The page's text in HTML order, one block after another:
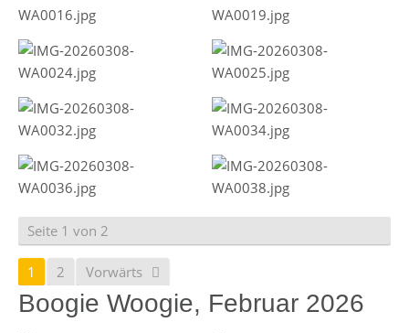
Seite 1 von 2
1 2 Vorwärts
Boogie Woogie, Februar 2026